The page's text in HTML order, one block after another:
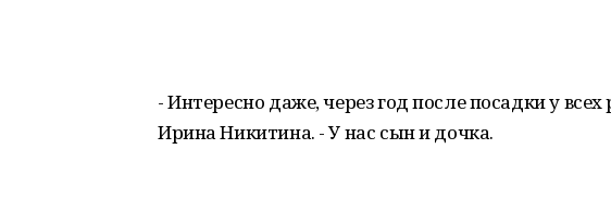
- Интересно даже, через год после посадки у
Ирина Никитина. - У нас сын и дочка.